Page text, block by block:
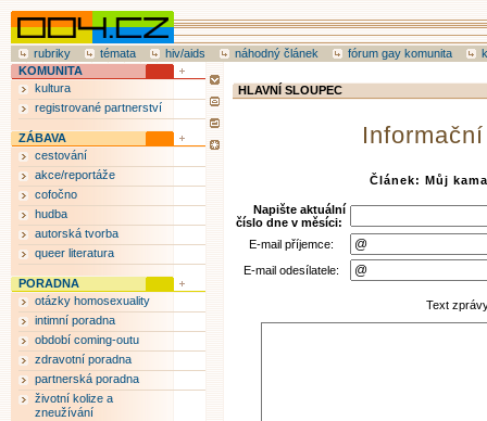
rubriky témata hiv/aids náhodný článek fórum gay komunita
HLAVNÍ SLOUPEC
Článek: Můj
Napište aktuální
číslo dne v měsíci:
E-mail příjemce:
E-mail odesílatele:
Text
KOMUNITA
kultura
registrované partnerství
ZÁBAVA
cestování
akce/reportáže
cofočno
hudba
autorská tvorba
queer literatura
PORADNA
otázky homosexuality
intimní poradna
období coming-outu
zdravotní poradna
partnerská poradna
životní kolize a
zneužívání